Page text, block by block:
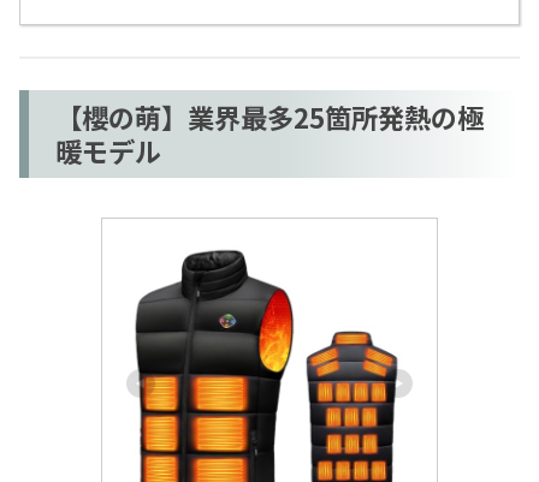
【櫻の萌】業界最多25箇所発熱の極
暖モデル